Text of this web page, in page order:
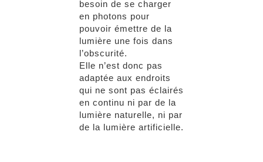
besoin de se charger
en photons pour
pouvoir émettre de la
lumière une fois dans
l’obscurité.
Elle n’est donc pas
adaptée aux endroits
qui ne sont pas éclairés
en continu ni par de la
lumière naturelle, ni par
de la lumière artificielle.